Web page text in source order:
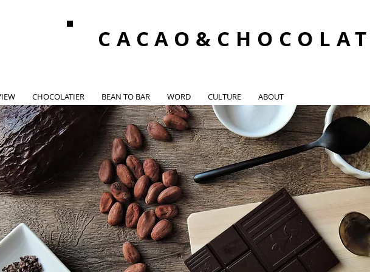
CHOCOLATIER BEAN TO BAR WORD CULTURE ABOUT